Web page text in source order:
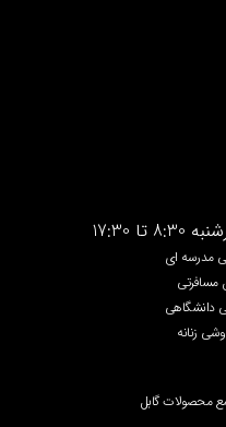
مدرسه ای
مسافرتی
دانشگاهی
زنانه
محصولات گابل